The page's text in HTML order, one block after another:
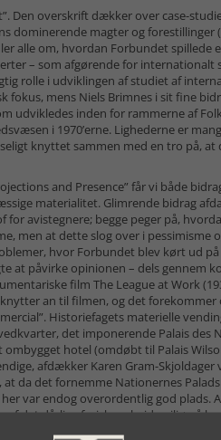
Den overskrift dækker over case-
dominerende magter og forestillinger
alle om, hvordan Forbundet spillede
– som afgørende for internationalt
rolle i udviklingen af studiet af
fokus, mens Niels Brimnes i sit fine
udvikledes inden for rammerne af
i 1970’erne. Lighederne er
knyttet sammen med en tro på,
and Presence” får vi både
materialitet. Glimrende bidrag
avistegnere; begge peger på,
men at dette slog over i pessimisme
hvor Forbundet blev kørt ud
at påvirke opinionen – dels gennem
film The League at Work
an til filmen, og det forekommer
Historiefagets materielle
det imponerende Palais des
hotel (omdøbt til Palais
afdækker Karen Gram-Skjoldager
da det fornemme Nationernes
var endog overordentlig god plads.
det dårlige fysiske arbejdsmiljø på
af, hvordan ligestilling blev